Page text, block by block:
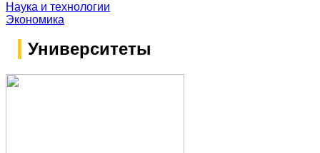
Наука и технологии
Экономика
Университеты